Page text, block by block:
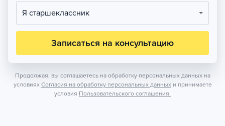
Я старшеклассник
Записаться на консультацию
Продолжая, вы соглашаетесь на обработку персональных данных на
условиях Согласия на обработку персональных данных и принимаете
условия Пользовательского соглашения.